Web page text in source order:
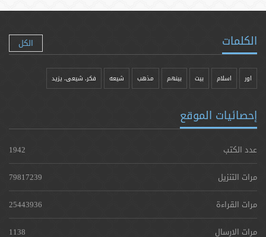
الكلمات الكل
اور اسلام بیت بينهم مذهب شيعه فکر، شیعی، یزيد
إحصائيات الموقع
عدد الكتب
1942
مرات التنزيل
79817239
مرات القراءة
25443936
مرات الارسال
1138